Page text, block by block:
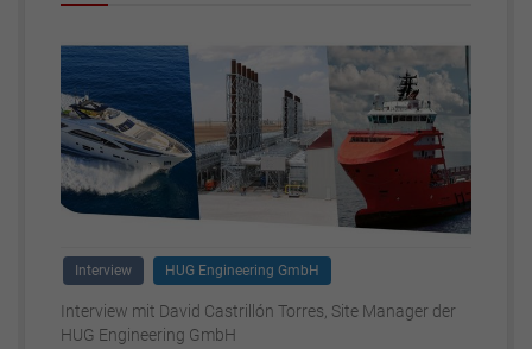
Interview HUG Engineering GmbH
Interview mit David Castrillón Torres, Site Manager der
HUG Engineering GmbH